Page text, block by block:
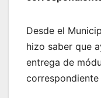
Desde el
hizo saber que
entrega de